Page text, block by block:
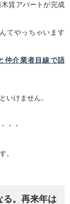
賃アパートが完成
てやっちゃいます
仲介業者目線で語
いけません。
・・
。
る。再来年は